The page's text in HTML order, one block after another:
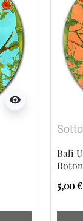
visibility
Bali
5,00 €